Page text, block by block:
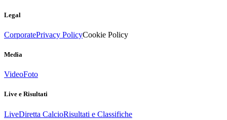
Legal
CorporatePrivacy PolicyCookie Policy
Media
VideoFoto
Live e Risultati
LiveDiretta CalcioRisultati e Classifiche